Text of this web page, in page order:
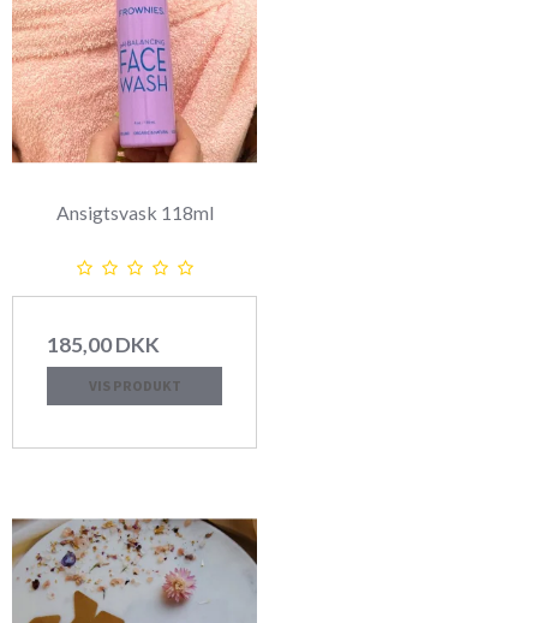
Ansigtsvask 118ml
185,00 DKK
VIS PRODUKT